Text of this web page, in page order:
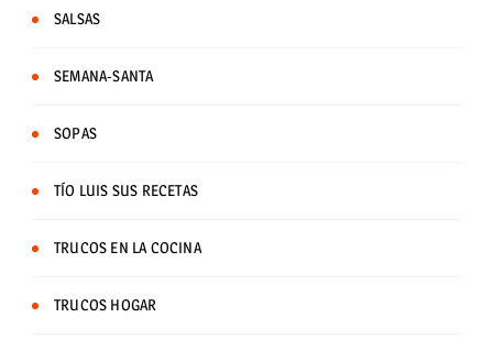
SALSAS
SEMANA-SANTA
SOPAS
TÍO LUIS SUS RECETAS
TRUCOS EN LA COCINA
TRUCOS HOGAR